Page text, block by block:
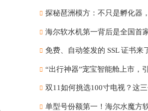
探秘琶洲模方：不只是孵化器
海尔软水机第一背后是全国首
免费、自动签发的 SSL 证书来
“出行神器”宠宝智能舱上市，
双11如何挑选100寸电视？这
单型号份额第一！海尔水魔方